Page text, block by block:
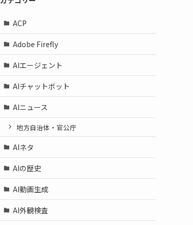
ACP
Adobe Firefly
AIエージェント
AIチャットボット
AIニュース
地方自治体・官公庁
AIネタ
AIの歴史
AI動画生成
AI外観検査